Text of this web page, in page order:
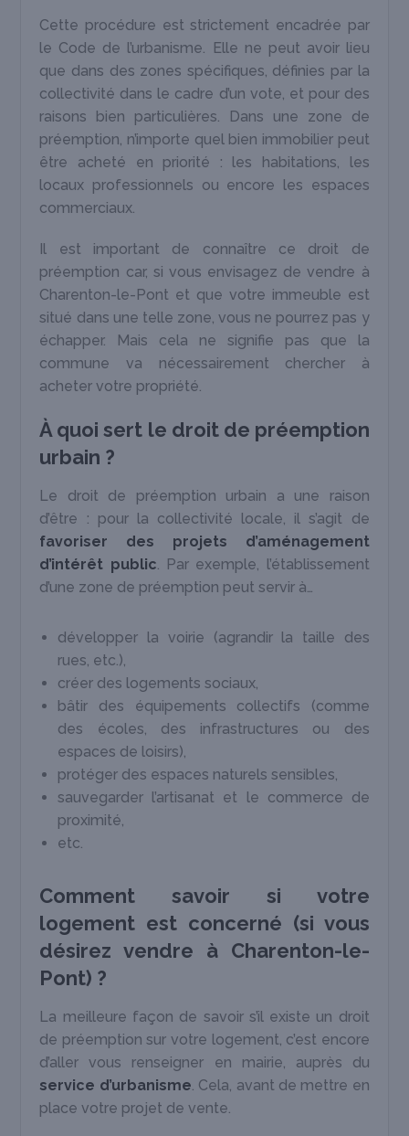
Cette procédure est strictement encadrée par
le Code de l’urbanisme. Elle ne peut avoir lieu
que dans des zones spécifiques, définies par la
collectivité dans le cadre d’un vote, et pour des
raisons bien particulières. Dans une zone de
préemption, n’importe quel bien immobilier peut
être acheté en priorité : les habitations, les
locaux professionnels ou encore les espaces
commerciaux.
Il est important de connaître ce droit de
préemption car, si vous envisagez de vendre à
Charenton-le-Pont et que votre immeuble est
situé dans une telle zone, vous ne pourrez pas y
échapper. Mais cela ne signifie pas que la
commune va nécessairement chercher à
acheter votre propriété.
À quoi sert le droit de préemption
urbain ?
Le droit de préemption urbain a une raison
d’être : pour la collectivité locale, il s’agit de
favoriser des projets d’aménagement
d’intérêt public . Par exemple, l’établissement
d’une zone de préemption peut servir à…
développer la voirie (agrandir la taille des
rues, etc.),
créer des logements sociaux,
bâtir des équipements collectifs (comme
des écoles, des infrastructures ou des
espaces de loisirs),
protéger des espaces naturels sensibles,
sauvegarder l’artisanat et le commerce de
proximité,
etc.
Comment savoir si votre
logement est concerné (si vous
désirez vendre à Charenton-le-
Pont) ?
La meilleure façon de savoir s’il existe un droit
de préemption sur votre logement, c’est encore
d’aller vous renseigner en mairie, auprès du
service d’urbanisme . Cela, avant de mettre en
place votre projet de vente.